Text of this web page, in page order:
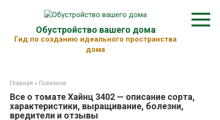
Обустройство вашего дома
Гид по созданию идеального пространства
дома
Главная » Полезное
Все о томате Хайнц 3402 — описание сорта,
характеристики, выращивание, болезни,
вредители и отзывы